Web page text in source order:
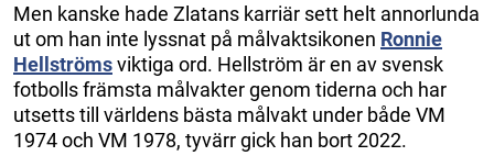
Men kanske hade Zlatans karriär sett helt annorlunda
ut om han inte lyssnat på målvaktsikonen Ronnie
Hellströmsviktiga ord. Hellström är en av svensk
fotbolls främsta målvakter genom tiderna och har
utsetts till världens bästa målvakt under både VM
1974 och VM 1978, tyvärr gick han bort 2022.